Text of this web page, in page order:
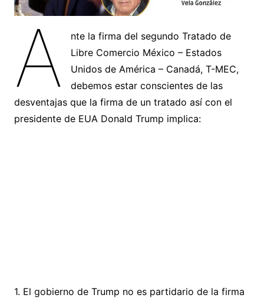
A
nte la firma del segundo Tratado de
Libre Comercio México – Estados
Unidos de América – Canadá, T-MEC,
debemos estar conscientes de las
desventajas que la firma de un tratado así con el
presidente de EUA Donald Trump implica:
1. El gobierno de Trump no es partidario de la firma